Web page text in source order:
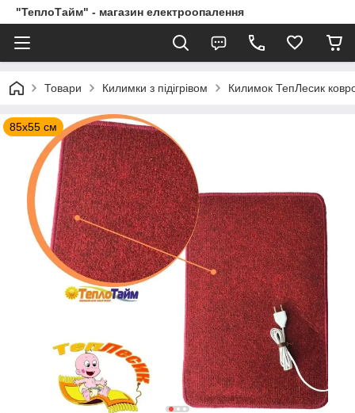
"ТеплоТайм" - магазин електроопалення
Товари Килимки з підігрівом Килимок ТепЛесик
85х55 см